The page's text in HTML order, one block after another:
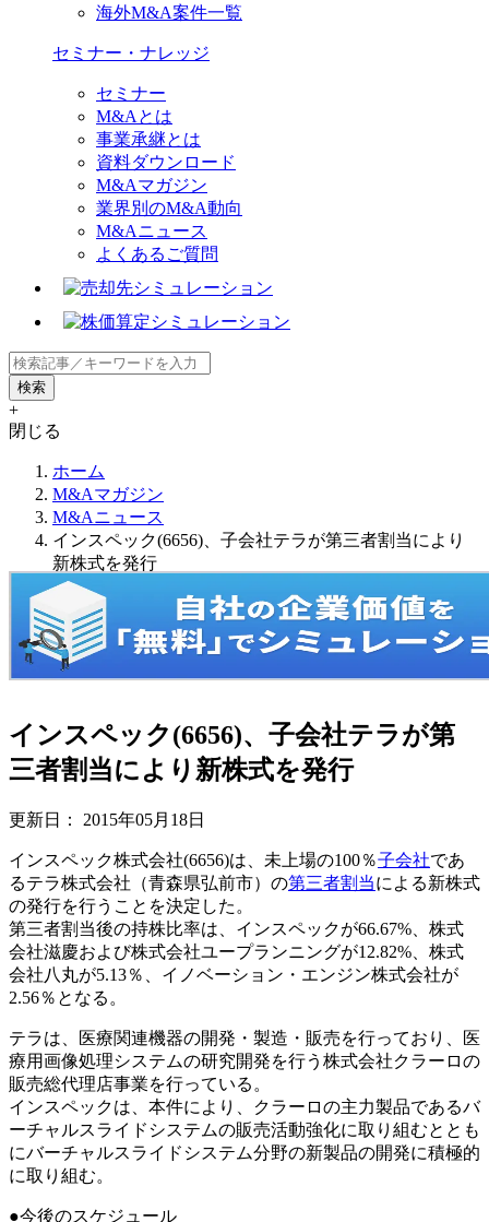
海外M&A案件一覧
セミナー・ナレッジ
セミナー
M&Aとは
事業承継とは
資料ダウンロード
M&Aマガジン
業界別のM&A動向
M&Aニュース
よくあるご質問
+
閉じる
ホーム
M&Aマガジン
M&Aニュース
インスペック(6656)、子会社テラが第三者割当により
新株式を発行
インスペック(6656)、子会社テラが第
三者割当により新株式を発行
更新日： 2015年05月18日
インスペック株式会社(6656)は、未上場の100％子会社であ
るテラ株式会社（青森県弘前市）の第三者割当による新株式
の発行を行うことを決定した。
第三者割当後の持株比率は、インスペックが66.67%、株式
会社滋慶および株式会社ユープランニングが12.82%、株式
会社八丸が5.13％、イノベーション・エンジン株式会社が
2.56％となる。
テラは、医療関連機器の開発・製造・販売を行っており、医
療用画像処理システムの研究開発を行う株式会社クラーロの
販売総代理店事業を行っている。
インスペックは、本件により、クラーロの主力製品であるバ
ーチャルスライドシステムの販売活動強化に取り組むととも
にバーチャルスライドシステム分野の新製品の開発に積極的
に取り組む。
●今後のスケジュール